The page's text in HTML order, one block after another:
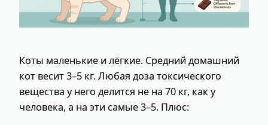
Коты маленькие и лёгкие. Средний домашний
кот весит 3–5 кг. Любая доза токсического
вещества у него делится не на 70 кг, как у
человека, а на эти самые 3–5. Плюс: